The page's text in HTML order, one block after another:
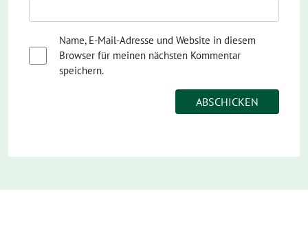
Name, E-Mail-Adresse und Website in diesem
Browser für meinen nächsten Kommentar
speichern.